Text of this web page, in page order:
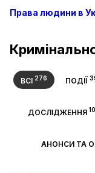
Права людини в
ВСІ 276 ПОДІЇ
ДОСЛІДЖЕННЯ 10
АНОНСИ ТА